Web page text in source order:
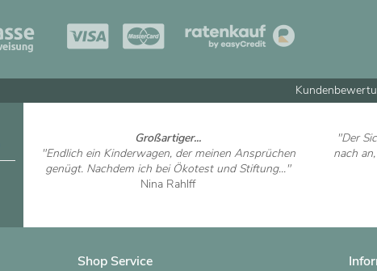
Großartiger...
"Endlich ein Kinderwagen, der meinen Ansprüchen
genügt. Nachdem ich bei Ökotest und Stiftung..."
Nina Rahlff
"Der
nach
Shop Service